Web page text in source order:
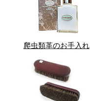
爬虫類革のお手入れ